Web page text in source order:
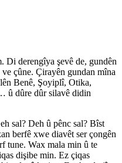
Di derengîya şevê de, gundên
çûne. Çirayên gundan mîna
Benê, Şoyiplî, Otika,
û dûre dûr silavê didin
sal? Deh û pênc sal? Bîst
berfê xwe diavêt ser çongên
tune. Wax mala min û te
dişibe min. Ez çiqas